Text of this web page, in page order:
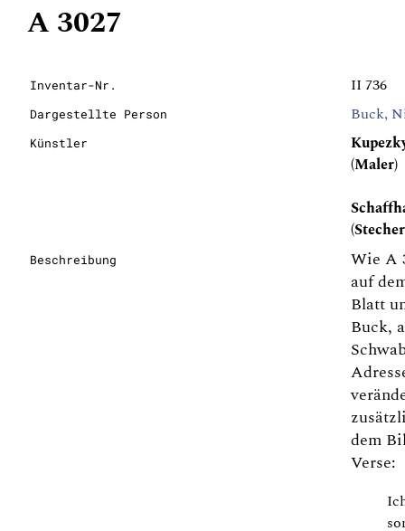
A 3027
Inventar-Nr. II 736
Dargestellte Person Buck,
Künstler
(Maler)
Beschreibung
Wie A
auf
Blatt
Buck,
dem
Verse: